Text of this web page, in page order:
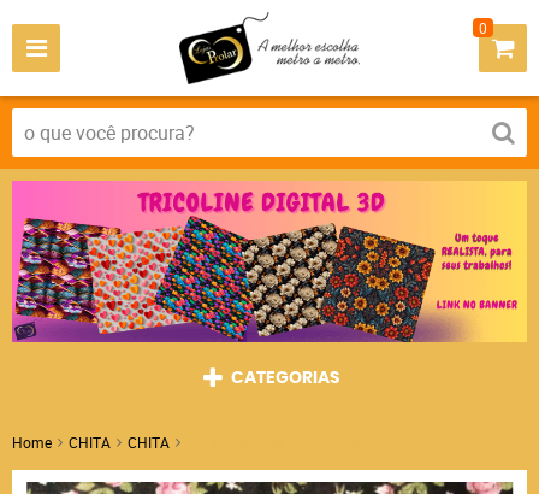
0
CATEGORIAS
Home CHITA CHITA